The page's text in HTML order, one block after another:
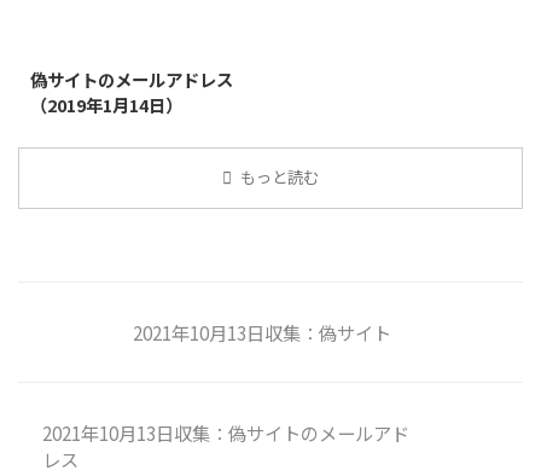
偽サイトのメールアドレス
（2019年1月14日）
もっと読む
2021年10月13日収集：偽サイト
2021年10月13日収集：偽サイトのメールアド
レス